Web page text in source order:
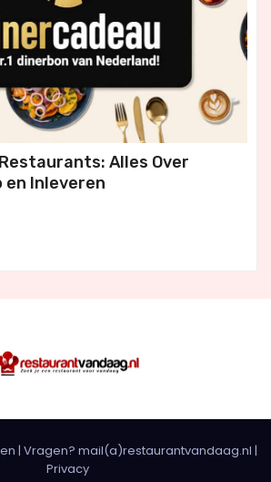
Alles Over
en Inleveren
| Vragen? mail(a)restaurantvandaag.nl |
Privacy